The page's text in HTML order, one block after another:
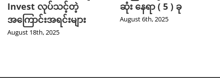
Invest လုပ်သင့်တဲ့
အကြောင်းအရင်းများ
August 18th, 2025
ဆုံး နေရာ ( 5 ) ခု
August 6th, 2025